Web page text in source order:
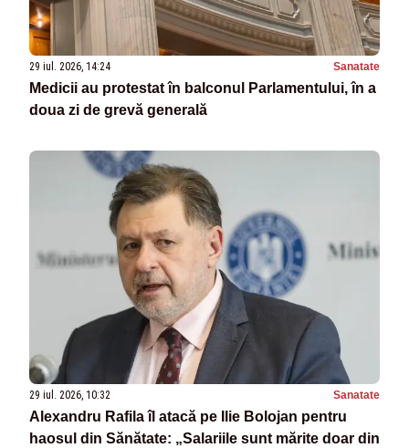
29 iul. 2026, 14:24 Sanatate
Medicii au protestat în balconul Parlamentului, în a
doua zi de grevă generală
29 iul. 2026, 10:32 Sanatate
Alexandru Rafila îl atacă pe Ilie Bolojan pentru
haosul din Sănătate: „Salariile sunt mărite doar din